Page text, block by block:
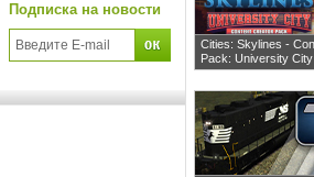
Подписка на новости
Cities: Skylines -
Pack: University City